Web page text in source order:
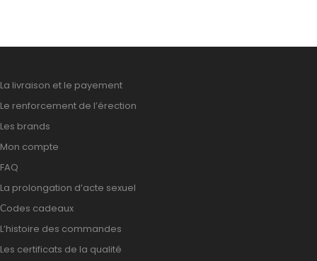
La livraison et le payement
Le renforcement de l’érection
Les brands
Mon compte
FAQ
La prolongation d’acte sexuel
Сodes cadeaux
L’histoire des commandes
Les certificats de la qualité